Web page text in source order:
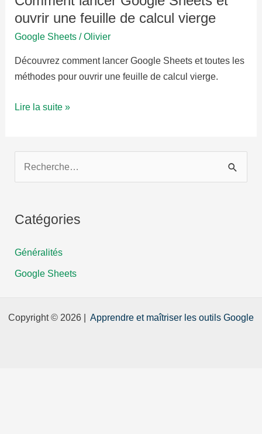
ouvrir une feuille de calcul vierge
Google Sheets /Olivier
Découvrez comment lancer Google Sheets et toutes les
méthodes pour ouvrir une feuille de calcul vierge.
Comment
Sheets
ouvrir
feuille
calcul
Lire la suite »
h
r
c
Catégories
Généralités
Google Sheets
Copyright © 2026 | Apprendre et maîtriser les outils Google